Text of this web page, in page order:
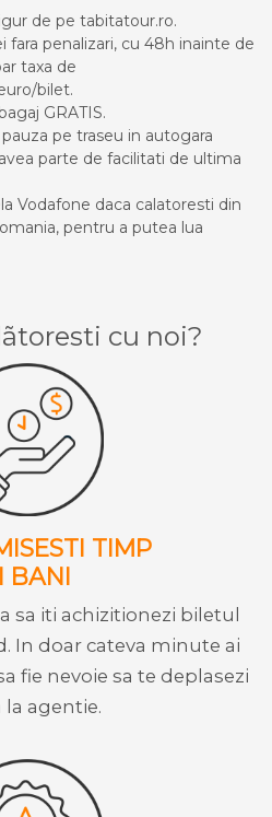
de pe tabitatour.ro.
penalizari, cu 48h inainte de
taxa de
bilet.
GRATIS.
pe traseu in autogara
parte de facilitati de ultima
Vodafone daca calatoresti din
pentru a putea lua
cu noi?
TIMP
BANI
sa iti achizitionezi biletul
In doar cateva minute ai
fie nevoie sa te deplasezi
la agentie.